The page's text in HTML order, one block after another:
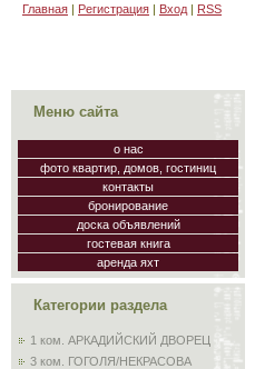
Главная | Регистрация | Вход | RSS
Меню сайта
о нас
фото квартир, домов, гостиниц
контакты
бронирование
доска объявлений
гостевая книга
аренда яхт
Категории раздела
1 ком. АРКАДИЙСКИЙ ДВОРЕЦ
3 ком. ГОГОЛЯ/НЕКРАСОВА